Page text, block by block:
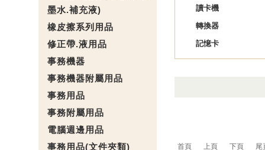
墨水.補充液)
橡皮擦系列用品
修正帶.液用品
事務機器
事務機器附屬用品
事務用品
事務附屬用品
電腦週邊用品
事務用品(文件夾類)
讀卡機
轉換器
記憶卡
首頁 上頁 下頁 尾